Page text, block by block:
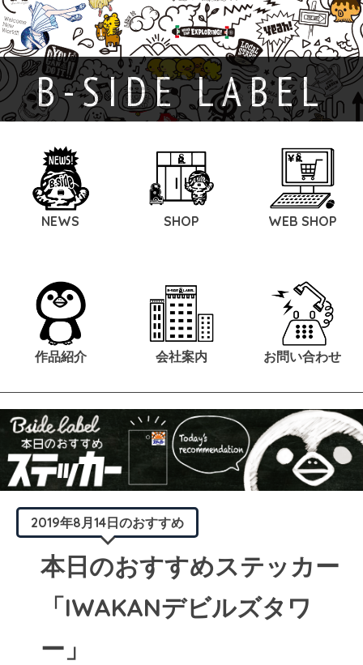
B-SIDE LABEL
NEWS SHOP WEB SHOP
作品紹介 会社案内 お問い合わせ
2019年8月14日のおすすめ
本日のおすすめステッカー
「IWAKANデビルズタワ
ー」